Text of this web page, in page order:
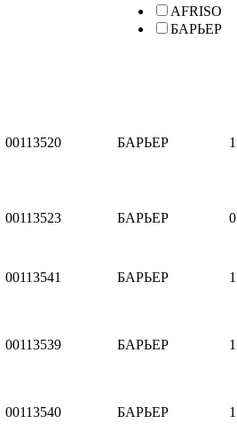
AFRISO
БАРЬЕР
00113520 БАРЬЕР
00113523 БАРЬЕР
00113541 БАРЬЕР
00113539 БАРЬЕР
00113540 БАРЬЕР